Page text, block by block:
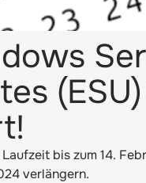
bis zum 14.
verlängern.